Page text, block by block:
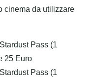
cinema da utilizzare
Pass (1
25 Euro
Pass (1